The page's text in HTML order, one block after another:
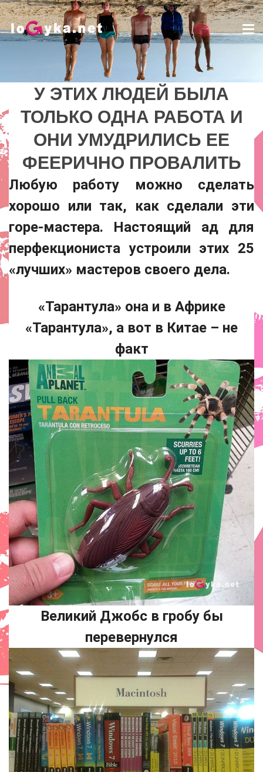
У ЭТИХ ЛЮДЕЙ БЫЛА
ТОЛЬКО ОДНА РАБОТА И
ОНИ УМУДРИЛИСЬ ЕЕ
ФЕЕРИЧНО ПРОВАЛИТЬ
Lady
У ЭТИХ ЛЮДЕЙ БЫЛА
ТОЛЬКО ОДНА РАБОТА И
ОНИ УМУДРИЛИСЬ ЕЕ
ФЕЕРИЧНО ПРОВАЛИТЬ
Любую работу можно сделать
хорошо или так, как сделали эти
горе-мастера. Настоящий ад для
перфекциониста устроили этих 25
«лучших» мастеров своего дела.
«Тарантула» она и в Африке
«Тарантула», а вот в Китае – не
факт
Великий Джобс в гробу бы
перевернулся